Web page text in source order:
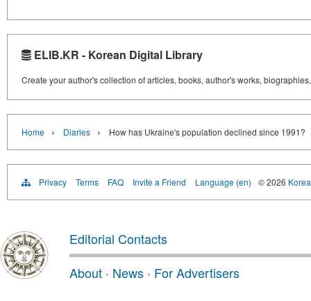
ELIB.KR - Korean Digital Library
Create your author's collection of articles, books, author's works,
Home › Diaries › How has Ukraine's population declined since 1991?
Privacy Terms FAQ Invite a Friend Language (en) © 2026
Editorial Contacts
About · News · For Advertisers